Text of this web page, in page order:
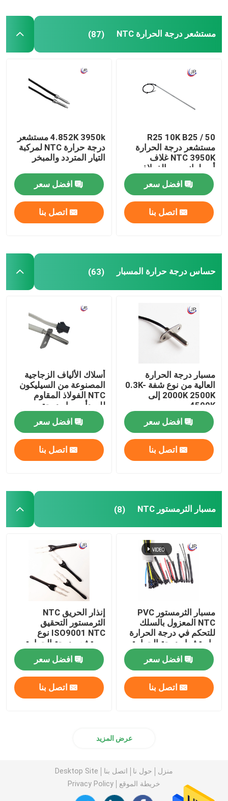
مستشعر درجة الحرارة NTC (87)
R25 10K B25 / 50
مستشعر درجة الحرارة
NTC 3950K غلاف
أسطواني من الفولاذ
المقاوم للصدأ
افضل سعر
اتصل بنا
4.852K 3950k مستشعر
درجة حرارة NTC لمركبة
التيار المتردد والمبخر
افضل سعر
اتصل بنا
حساس درجة حرارة المسبار (63)
مسبار درجة الحرارة
العالية من نوع شفة 0.3K-
2000K 2500K إلى
4500K
افضل سعر
اتصل بنا
أسلاك الألياف الزجاجية
المصنوعة من السيليكون
NTC الفولاذ المقاوم
للصدأ مسبار درجة
الحرارة لطباخ التعريفي
والفرن الكهربائي
افضل سعر
اتصل بنا
مسبار الثرمستور NTC (8)
مسبار الثرمستور PVC
NTC المعزول بالسلك
للتحكم في درجة الحرارة
واستشعار درجة الحرارة
وتعويض درجة الحرارة
افضل سعر
اتصل بنا
إنذار الحريق NTC
الثرمستور التحقيق
ISO9001 NTC نوع
مستشعر درجة الحرارة
افضل سعر
اتصل بنا
عرض المزيد
منزل حول نا اتصل بنا
Desktop Site
خريطة الموقع
Privacy Policy